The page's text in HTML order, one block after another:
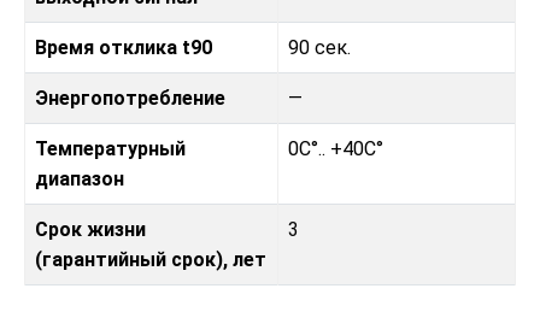
Время отклика t90 90 сек.
Энергопотребление —
Температурный
диапазон
0C°.. +40C°
Срок жизни
(гарантийный срок), лет
3